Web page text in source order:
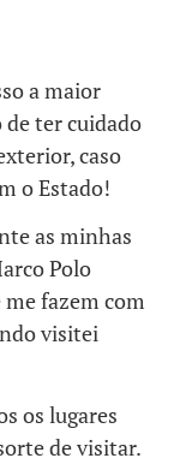
a maior
ter cuidado
caso
o Estado!
as minhas
Polo
fazem com
visitei
os lugares
de visitar.